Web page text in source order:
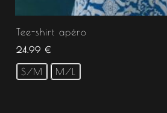
Tee-shirt apéro
24.99 €
S/M M/L